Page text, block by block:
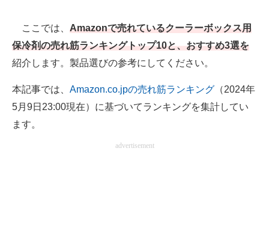
経営リーダーのコミュニティ
IT製品の技術・比較・事例
ここでは、 Amazonで売れているクーラーボックス用
保冷剤の売れ筋ランキングトップ10と、おすすめ3選を
紹介します。製品選びの参考にしてください。
本記事では、 Amazon.co.jpの売れ筋ランキング （2024年
5月9日23:00現在）に基づいてランキングを集計してい
ます。
advertisement